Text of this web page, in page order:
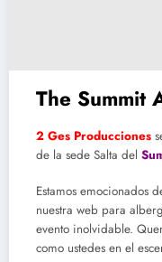
The Summit
2 Ges Producciones
de la sede Salta del
Estamos emocionados
nuestra web para
evento inolvidable.
como ustedes en el